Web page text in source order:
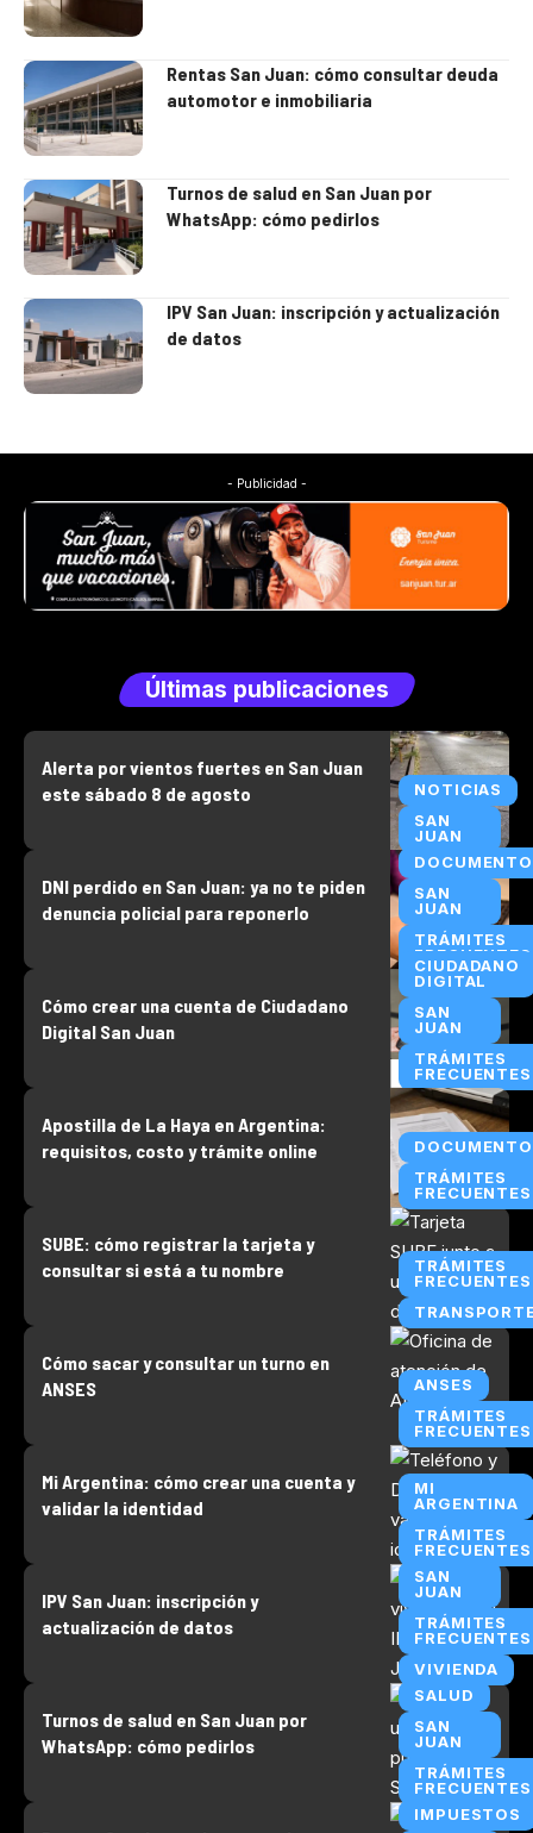
Rentas San Juan: cómo consultar deuda
automotor e inmobiliaria
Turnos de salud en San Juan por
WhatsApp: cómo pedirlos
IPV San Juan: inscripción y actualización
de datos
- Publicidad -
Últimas publicaciones
NOTICIAS
SAN
JUAN
Alerta por vientos fuertes en San Juan
este sábado 8 de agosto
SAN
JUAN
TRÁMITES
FRECUENTES
DNI perdido en San Juan: ya no te piden
denuncia policial para reponerlo
CIUDADANO
DIGITAL
SAN
JUAN
TRÁMITES
FRECUENTES
Cómo crear una cuenta de Ciudadano
Digital San Juan
TRÁMITES
FRECUENTES
Apostilla de La Haya en Argentina:
requisitos, costo y trámite online
TRÁMITES
FRECUENTES
SUBE: cómo registrar la tarjeta y
consultar si está a tu nombre
ANSES
TRÁMITES
FRECUENTES
Cómo sacar y consultar un turno en
ANSES
MI
ARGENTINA
TRÁMITES
FRECUENTES
Mi Argentina: cómo crear una cuenta y
validar la identidad
SAN
JUAN
TRÁMITES
FRECUENTES
VIVIENDA
IPV San Juan: inscripción y
actualización de datos
SALUD
SAN
JUAN
TRÁMITES
FRECUENTES
Turnos de salud en San Juan por
WhatsApp: cómo pedirlos
IMPUESTOS